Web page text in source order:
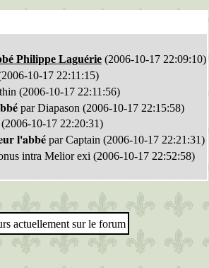
Philippe Laguérie (2006-10-17 22:09:10)
10-17 22:11:15)
(2006-10-17 22:11:56)
par Diapason (2006-10-17 22:15:58)
10-17 22:20:31)
l'abbé par Captain (2006-10-17 22:21:31)
intra Melior exi (2006-10-17 22:52:58)
actuellement sur le forum